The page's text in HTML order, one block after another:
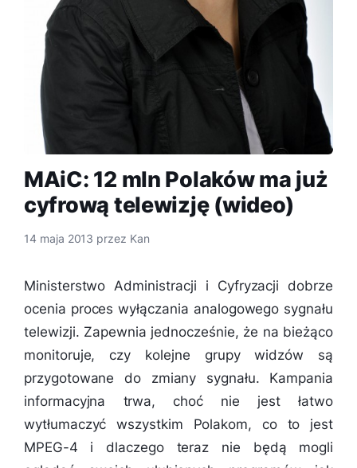
MAiC: 12 mln Polaków ma już
cyfrową telewizję (wideo)
14 maja 2013 przez Kan
Ministerstwo Administracji i Cyfryzacji dobrze
ocenia proces wyłączania analogowego sygnału
telewizji. Zapewnia jednocześnie, że na bieżąco
monitoruje, czy kolejne grupy widzów są
przygotowane do zmiany sygnału. Kampania
informacyjna trwa, choć nie jest łatwo
wytłumaczyć wszystkim Polakom, co to jest
MPEG-4 i dlaczego teraz nie będą mogli